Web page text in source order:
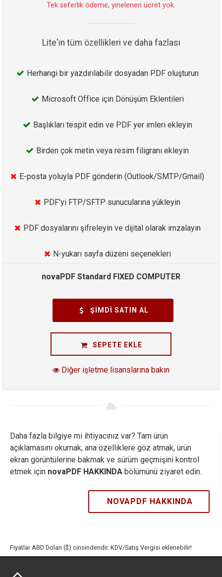
Tek seferlik ödeme, yinelenen ücret yok.
Lite'ın tüm özellikleri ve daha fazlası
Herhangi bir yazdırılabilir dosyadan PDF oluşturun
Microsoft Office için Dönüşüm Eklentileri
Başlıkları tespit edin ve PDF yer imleri ekleyin
Birden çok metin veya resim filigranı ekleyin
E-posta yoluyla PDF gönderin (Outlook/SMTP/Gmail)
PDF'yi FTP/SFTP sunucularına yükleyin
PDF dosyalarını şifreleyin ve dijital olarak imzalayın
N-yukarı sayfa düzeni seçenekleri
novaPDF Standard FIXED COMPUTER
ŞIMDI SATIN AL
SEPETE EKLE
Diğer işletme lisanslarına bakın
Daha fazla bilgiye mi ihtiyacınız var? Tam ürün
açıklamasını okumak, ana özelliklere göz atmak, ürün
ekran görüntülerine bakmak ve sürüm geçmişini kontrol
etmek için novaPDF HAKKINDA bölümünü ziyaret edin.
NOVAPDF HAKKINDA
Fiyatlar ABD Doları ($) cinsindendir. KDV/Satış Vergisi eklenebilir!